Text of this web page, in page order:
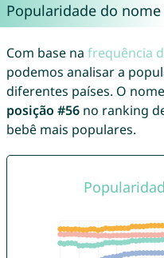
Popularidade do nome
Com base na frequência
podemos analisar a
diferentes países. O
posição #56no ranking
bebê mais populares.